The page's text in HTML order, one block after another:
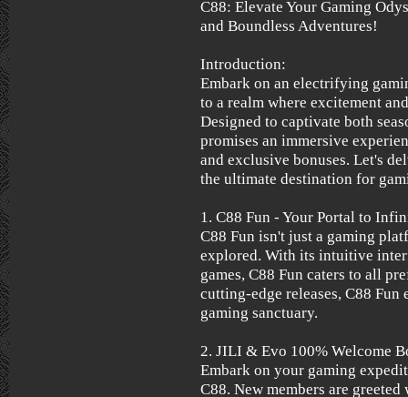
C88: Elevate Your Gaming
and Boundless Adventures!
Introduction:
Embark on an electrifying
to a realm where excitement
Designed to captivate both
promises an immersive
and exclusive bonuses. Let's
the ultimate destination for
1. C88 Fun - Your Portal to
C88 Fun isn't just a gaming
explored. With its intuitive
games, C88 Fun caters to all
cutting-edge releases, C88
gaming sanctuary.
2. JILI & Evo 100% Welcome
Embark on your gaming
C88. New members are